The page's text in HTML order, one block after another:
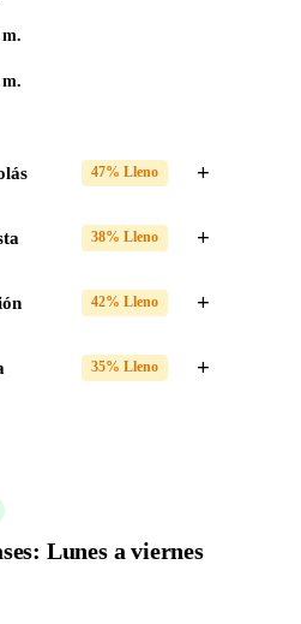
47% Lleno
38% Lleno
42% Lleno
35% Lleno
Lunes a viernes